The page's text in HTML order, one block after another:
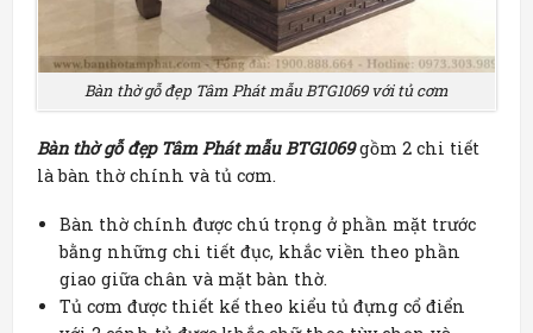
Bàn thờ gỗ đẹp Tâm Phát mẫu BTG1069 với tủ cơm
Bàn thờ gỗ đẹp Tâm Phát mẫu BTG1069gồm 2 chi tiết
là bàn thờ chính và tủ cơm.
Bàn thờ chính được chú trọng ở phần mặt trước
bằng những chi tiết đục, khắc viền theo phần
giao giữa chân và mặt bàn thờ.
Tủ cơm được thiết kế theo kiểu tủ đựng cổ điển